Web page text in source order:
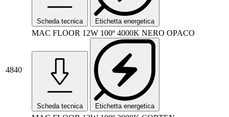
Scheda tecnica Etichetta energetica
4840
MAC FLOOR 12W 100º 4000K NERO OPACO
Scheda tecnica Etichetta energetica